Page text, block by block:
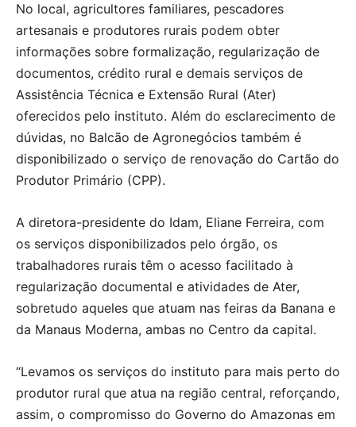
No local, agricultores familiares, pescadores
artesanais e produtores rurais podem obter
informações sobre formalização, regularização de
documentos, crédito rural e demais serviços de
Assistência Técnica e Extensão Rural (Ater)
oferecidos pelo instituto. Além do esclarecimento de
dúvidas, no Balcão de Agronegócios também é
disponibilizado o serviço de renovação do Cartão do
Produtor Primário (CPP).
A diretora-presidente do Idam, Eliane Ferreira, com
os serviços disponibilizados pelo órgão, os
trabalhadores rurais têm o acesso facilitado à
regularização documental e atividades de Ater,
sobretudo aqueles que atuam nas feiras da Banana e
da Manaus Moderna, ambas no Centro da capital.
“Levamos os serviços do instituto para mais perto do
produtor rural que atua na região central, reforçando,
assim, o compromisso do Governo do Amazonas em